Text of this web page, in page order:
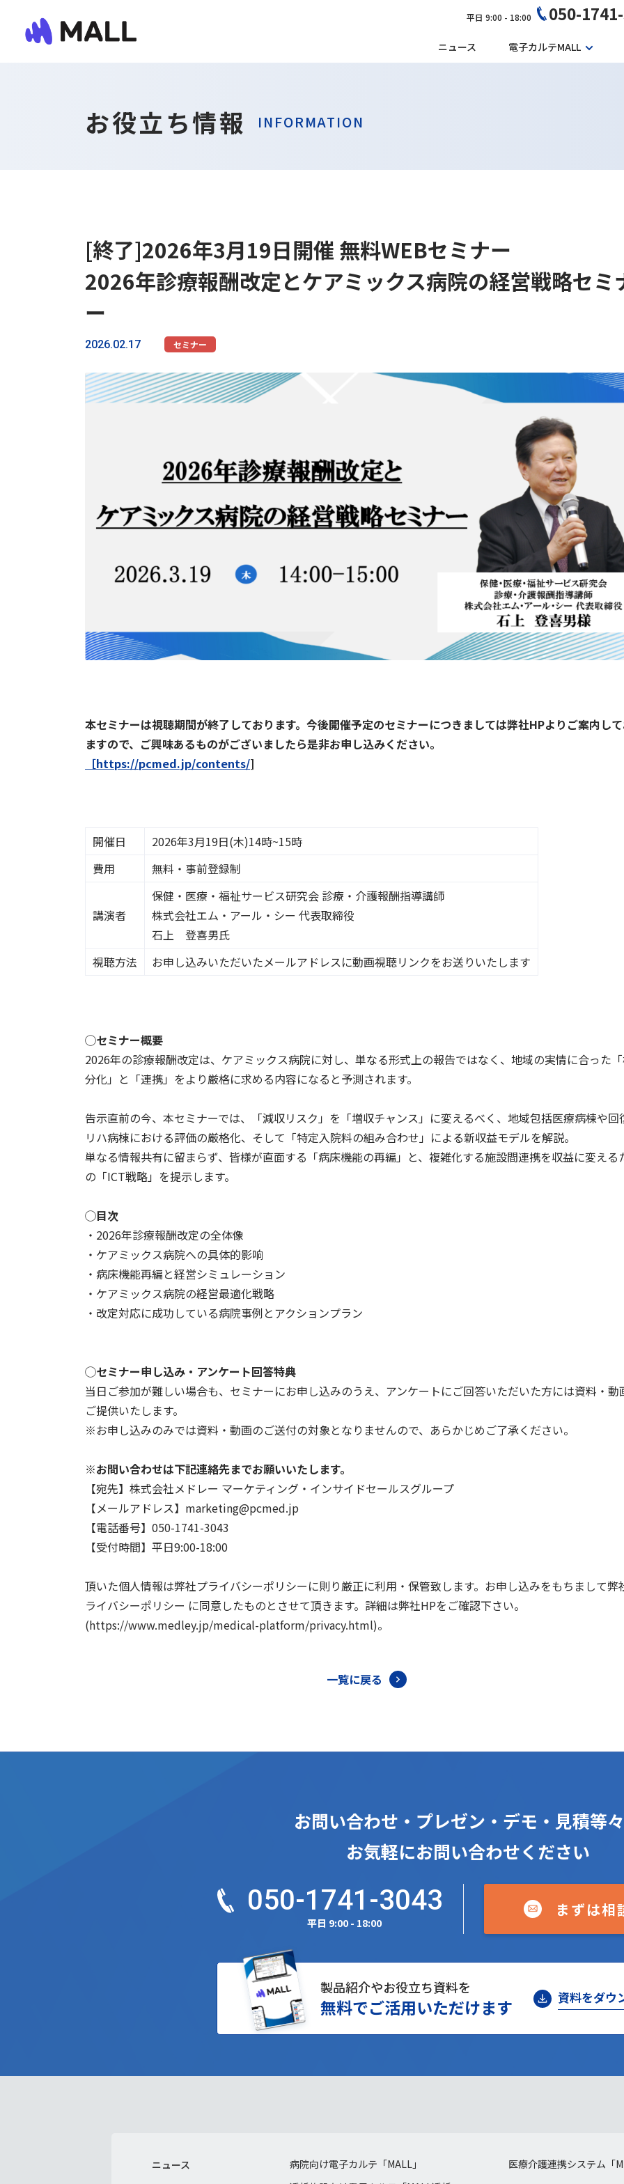
平日 9:00 - 18:00 050-
ニュース 電子カルテMALL
お役立ち情報 INFORMATION
[終了]2026年3月19日開催 無料WEBセミナー
2026年診療報酬改定とケアミックス病院の経営戦略セミ
ー
2026.02.17 セミナー
本セミナーは視聴期間が終了しております。今後開催予定のセミナーにつきましては弊社HPよりご案内し
ますので、ご興味あるものがございましたら是非お申し込みください。
［https://pcmed.jp/contents/]
開催日
2026年3月19日(木)14時~15時
費用
無料・事前登録制
講演者
保健・医療・福祉サービス研究会 診療・介護報酬指導講師
株式会社エム・アール・シー 代表取締役
石上 登喜男氏
視聴方法
お申し込みいただいたメールアドレスに動画視聴リンクをお送りいたします
◯セミナー概要
2026年の診療報酬改定は、ケアミックス病院に対し、単なる形式上の報告ではなく、地域の実情に合った
分化」と「連携」をより厳格に求める内容になると予測されます。
告示直前の今、本セミナーでは、「減収リスク」を「増収チャンス」に変えるべく、地域包括医療病棟や回
リハ病棟における評価の厳格化、そして「特定入院料の組み合わせ」による新収益モデルを解説。
単なる情報共有に留まらず、皆様が直面する「病床機能の再編」と、複雑化する施設間連携を収益に変える
の「ICT戦略」を提示します。
◯目次
・2026年診療報酬改定の全体像
・ケアミックス病院への具体的影响
・病床機能再編と経営シミュレーション
・ケアミックス病院の経営最適化戦略
・改定対応に成功している病院事例とアクションプラン
◯セミナー申し込み・アンケート回答特典
当日ご参加が難しい場合も、セミナーにお申し込みのうえ、アンケートにご回答いただいた方には資料・動
ご提供いたします。
※お申し込みのみでは資料・動画のご送付の対象となりませんので、あらかじめご了承ください。
※お問い合わせは下記連絡先までお願いいたします。
【宛先】株式会社メドレー マーケティング・インサイドセールスグループ
【メールアドレス】marketing@pcmed.jp
【電話番号】050-1741-3043
【受付時間】平日9:00-18:00
頂いた個人情報は弊社プライバシーポリシーに則り厳正に利用・保管致します。お申し込みをもちまして弊
ライバシーポリシー に同意したものとさせて頂きます。詳細は弊社HPをご確認下さい。
(https://www.medley.jp/medical-platform/privacy.html)。
一覧に戻る
お問い合わせ・プレゼン・デモ・見積等
お気軽にお問い合わせください
050-1741-3043
平日 9:00 - 18:00
まずは相
製品紹介やお役立ち資料を
無料でご活用いただけます 資料をダウ
ニュース
病院向け電子カルテ「MALL」
医療介護連携システム「